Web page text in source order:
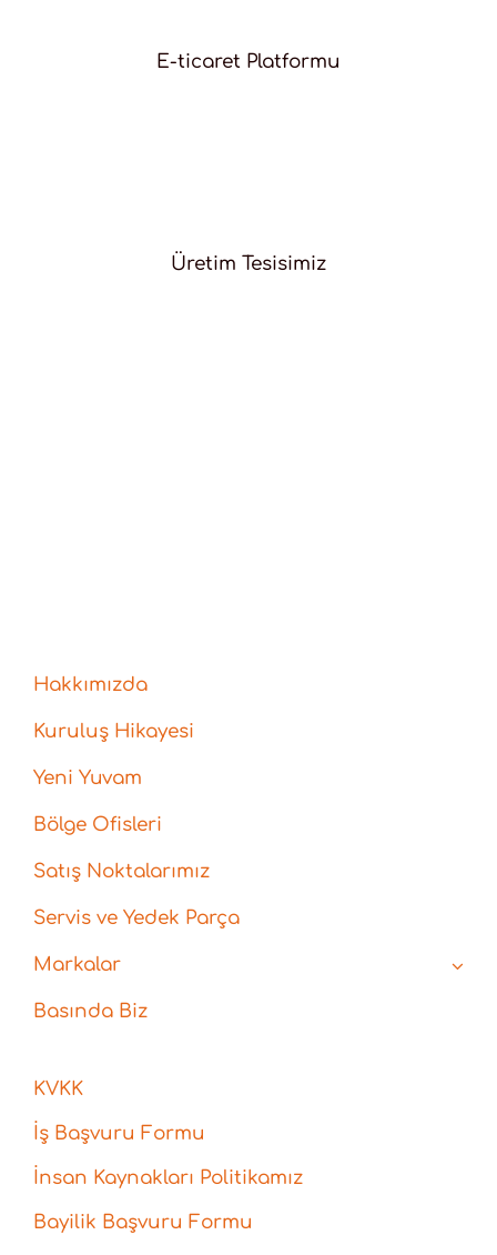
E-ticaret Platformu
Üretim Tesisimiz
Hakkımızda
Kuruluş Hikayesi
Yeni Yuvam
Bölge Ofisleri
Satış Noktalarımız
Servis ve Yedek Parça
Markalar
Basında Biz
KVKK
İş Başvuru Formu
İnsan Kaynakları Politikamız
Bayilik Başvuru Formu